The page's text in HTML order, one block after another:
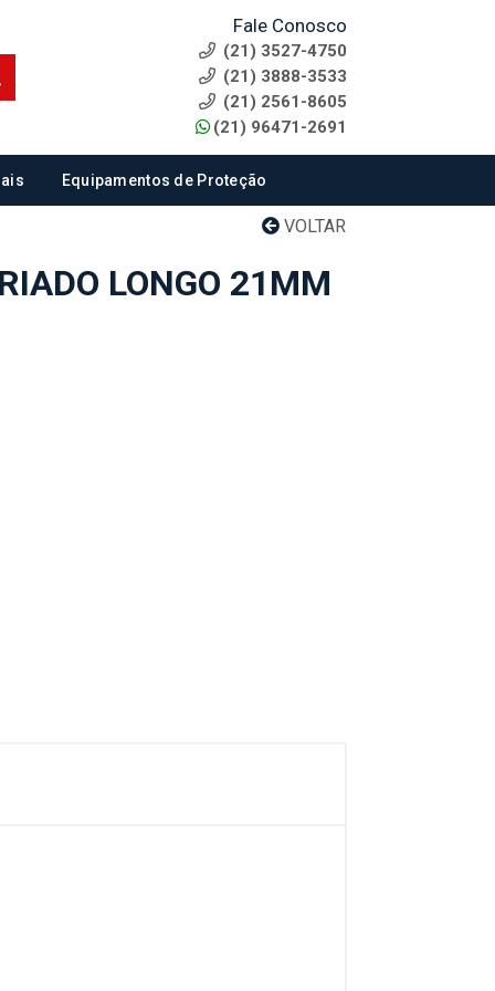
Fale Conosco
(21) 3527-4750
(21) 3888-3533
(21) 2561-8605
(21) 96471-2691
Equipamentos de Proteção
VOLTAR
LONGO 21MM